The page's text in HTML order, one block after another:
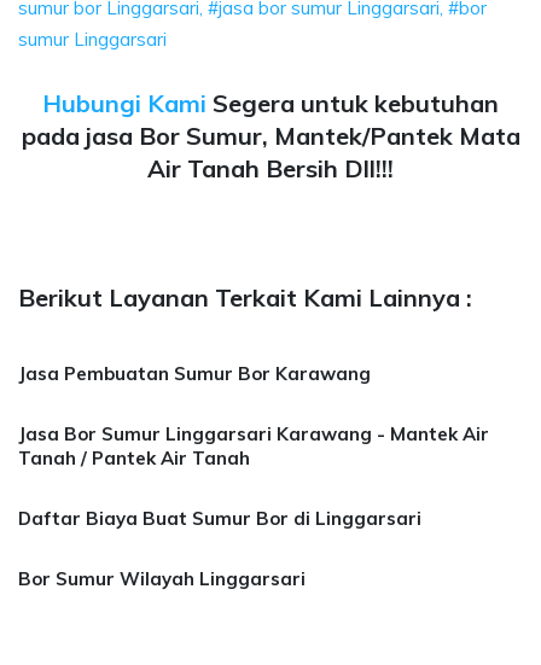
sumur bor Linggarsari, #jasa bor sumur Linggarsari, #bor
sumur Linggarsari
Hubungi Kami Segera untuk kebutuhan
pada jasa Bor Sumur, Mantek/Pantek Mata
Air Tanah Bersih Dll!!!
Berikut Layanan Terkait Kami Lainnya :
Jasa Pembuatan Sumur Bor Karawang
Jasa Bor Sumur Linggarsari Karawang - Mantek Air
Tanah / Pantek Air Tanah
Daftar Biaya Buat Sumur Bor di Linggarsari
Bor Sumur Wilayah Linggarsari